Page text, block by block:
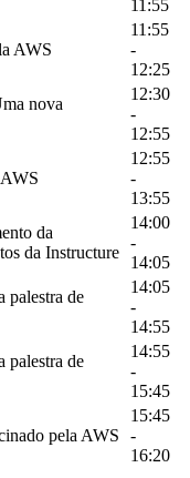
11:55
AWS
11:55
-
12:25
nova
12:30
-
12:55
12:55
-
13:55
da
da Instructure
14:00
-
14:05
palestra de
14:05
-
14:55
palestra de
14:55
-
15:45
pela AWS
15:45
-
16:20